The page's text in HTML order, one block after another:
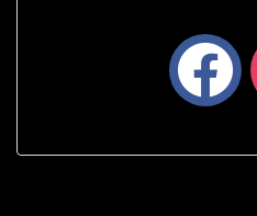
facebook